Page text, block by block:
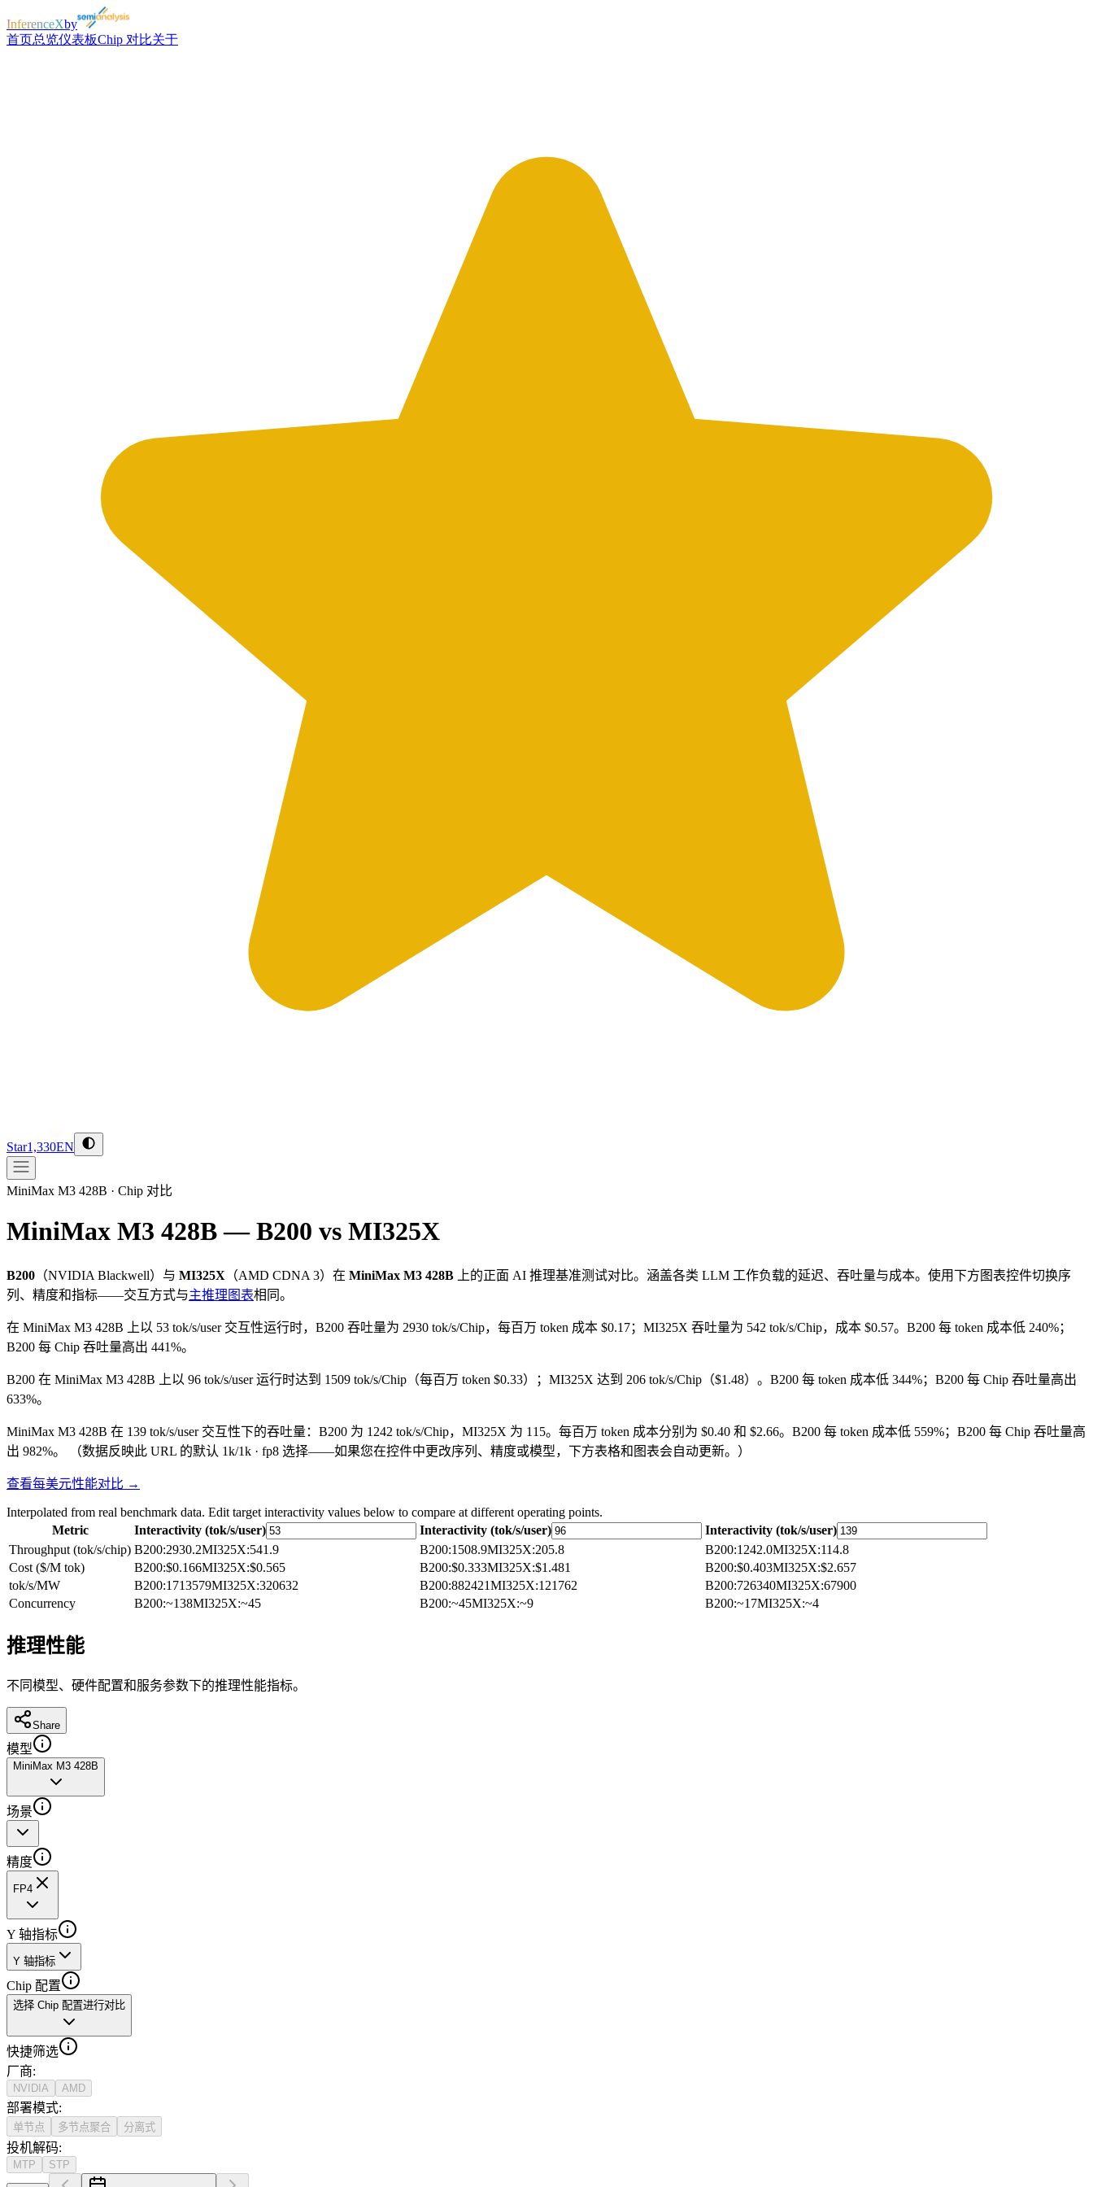
InferenceXby
首页总览仪表板Chip 对比关于
Star1,330EN
MiniMax M3 428B · Chip 对比
MiniMax M3 428B — B200 vs MI325X
B200 （NVIDIA Blackwell）与 MI325X （AMD CDNA 3）在 MiniMax M3 428B 上的正面 AI 推理基准测试对比。涵盖各类 LLM 工作负载的延迟、吞吐量与成本。使用下方图表控件切换序
列、精度和指标——交互方式与主推理图表相同。
在 MiniMax M3 428B 上以 53 tok/s/user 交互性运行时，B200 吞吐量为 2930 tok/s/Chip，每百万 token 成本 $0.17；MI325X 吞吐量为 542 tok/s/Chip，成本 $0.57。B200 每 token 成本低 240%；
B200 每 Chip 吞吐量高出 441%。
B200 在 MiniMax M3 428B 上以 96 tok/s/user 运行时达到 1509 tok/s/Chip（每百万 token $0.33）；MI325X 达到 206 tok/s/Chip（$1.48）。B200 每 token 成本低 344%；B200 每 Chip 吞吐量高出
633%。
MiniMax M3 428B 在 139 tok/s/user 交互性下的吞吐量：B200 为 1242 tok/s/Chip，MI325X 为 115。每百万 token 成本分别为 $0.40 和 $2.66。B200 每 token 成本低 559%；B200 每 Chip 吞吐量高
出 982%。
（数据反映此 URL 的默认 1k/1k · fp8 选择——如果您在控件中更改序列、精度或模型，下方表格和图表会自动更新。）
查看每美元性能对比 →
Interpolated from real benchmark data. Edit target interactivity values below to compare at different operating points.
Metric
Interactivity (tok/s/user) Interactivity (tok/s/user)
Interactivity (tok/s/user)
Throughput (tok/s/chip) B200:2930.2MI325X:541.9 B200:1508.9MI325X:205.8 B200:1242.0MI325X:114.8
Cost ($/M tok)
B200:$0.166MI325X:$0.565 B200:$0.333MI325X:$1.481 B200:$0.403MI325X:$2.657
tok/s/MW
B200:1713579MI325X:320632 B200:882421MI325X:121762 B200:726340MI325X:67900
Concurrency
B200:~138MI325X:~45 B200:~45MI325X:~9 B200:~17MI325X:~4
推理性能
不同模型、硬件配置和服务参数下的推理性能指标。
Share
模型
MiniMax M3 428B
场景
精度
FP4
Y 轴指标
Y 轴指标
Chip 配置
选择 Chip 配置进行对比
快捷筛选
厂商:
NVIDIA AMD
部署模式:
单节点 多节点聚合 分离式
投机解码:
MTP STP